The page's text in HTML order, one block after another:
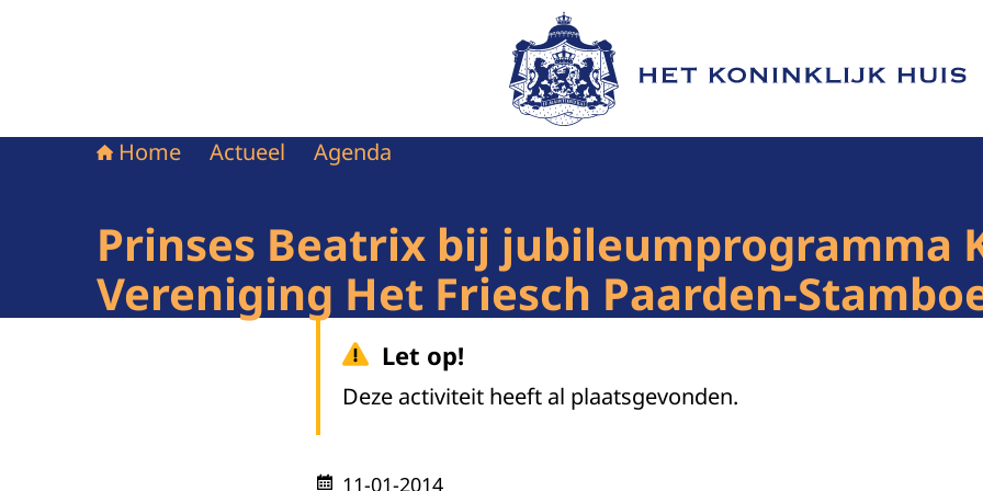
Naar de homepage van Het Koninklijk Huis
Home Actueel Agenda
Prinses Beatrix bij jubileumprogramma
Vereniging Het Friesch Paarden-
Let op!
Deze activiteit heeft al plaatsgevonden.
11-01-2014